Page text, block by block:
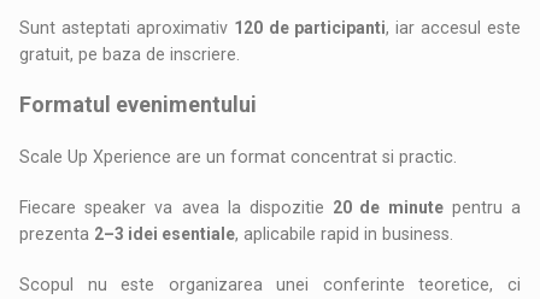
Sunt asteptati aproximativ 120 de participanti, iar accesul este
gratuit, pe baza de inscriere.
Formatul evenimentului
Scale Up Xperience are un format concentrat si practic.
Fiecare speaker va avea la dispozitie 20 de minutepentru a
prezenta 2–3 idei esentiale, aplicabile rapid in business.
Scopul nu este organizarea unei conferinte teoretice, ci